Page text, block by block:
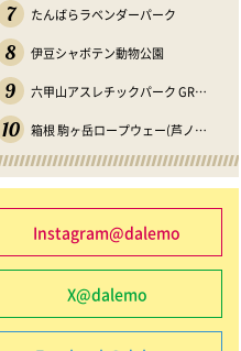
7 たんばらラベンダーパーク
8 伊豆シャボテン動物公園
9 六甲山アスレチックパーク GREENIA
10 箱根 駒ヶ岳ロープウェー(芦ノソラ)
Instagram@dalemo
X@dalemo